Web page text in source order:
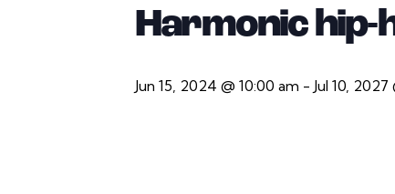
Harmonic hip-
Jun 15, 2024 @ 10:00 am - Jul 10, 2027